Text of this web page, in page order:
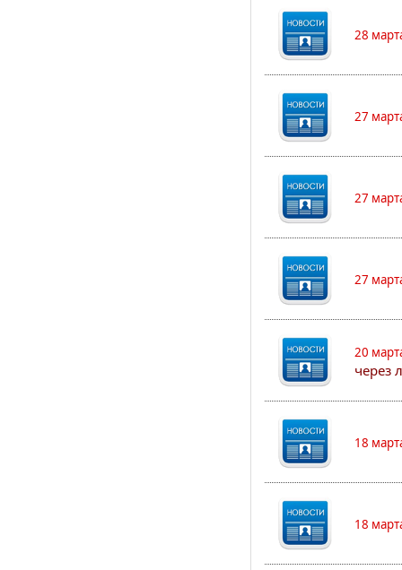
28
27
27
27
20
через
18
18